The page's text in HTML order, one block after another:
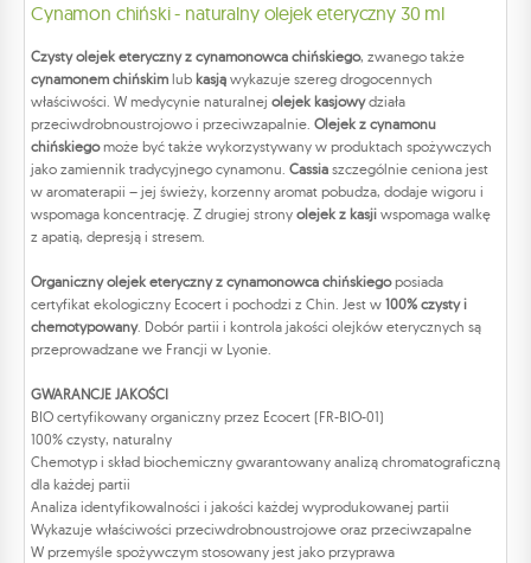
Cynamon chiński - naturalny olejek eteryczny 30 ml
Czysty olejek eteryczny z cynamonowca chińskiego, zwanego także
cynamonem chińskim lub kasją wykazuje szereg drogocennych
właściwości. W medycynie naturalnej olejek kasjowydziała
przeciwdrobnoustrojowo i przeciwzapalnie. Olejek z cynamonu
chińskiegomoże być także wykorzystywany w produktach spożywczych
jako zamiennik tradycyjnego cynamonu. Cassia szczególnie ceniona jest
w aromaterapii – jej świeży, korzenny aromat pobudza, dodaje wigoru i
wspomaga koncentrację. Z drugiej strony olejek z kasji wspomaga walkę
z apatią, depresją i stresem.
Organiczny olejek eteryczny z cynamonowca chińskiegoposiada
certyfikat ekologiczny Ecocert i pochodzi z Chin. Jest w 100% czysty i
chemotypowany. Dobór partii i kontrola jakości olejków eterycznych są
przeprowadzane we Francji w Lyonie.
GWARANCJE JAKOŚCI
BIO certyfikowany organiczny przez Ecocert (FR-BIO-01)
100% czysty, naturalny
Chemotyp i skład biochemiczny gwarantowany analizą chromatograficzną
dla każdej partii
Analiza identyfikowalności i jakości każdej wyprodukowanej partii
Wykazuje właściwości przeciwdrobnoustrojowe oraz przeciwzapalne
W przemyśle spożywczym stosowany jest jako przyprawa